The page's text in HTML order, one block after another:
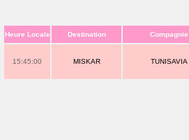
Heure Locale Destination Compagnie
15:45:00 MISKAR TUNISAVIA